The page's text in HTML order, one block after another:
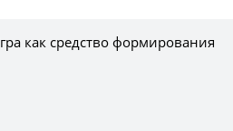
как средство формирования